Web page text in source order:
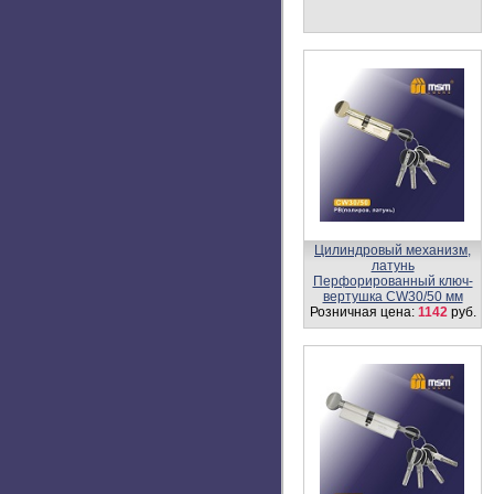
Накладка под суваль. ключ
(квадрат) J2
Розничная цена:140руб.